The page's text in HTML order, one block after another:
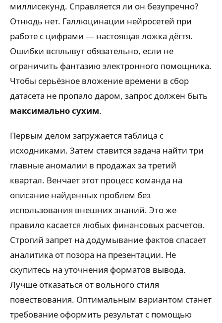
миллисекунд. Справляется ли он безупречно?
Отнюдь нет. Галлюцинации нейросетей при
работе с цифрами — настоящая ложка дёгтя.
Ошибки всплывут обязательно, если не
ограничить фантазию электронного помощника.
Чтобы серьёзное вложение времени в сбор
датасета не пропало даром, запрос должен быть
максимально сухим.
Первым делом загружается таблица с
исходниками. Затем ставится задача найти три
главные аномалии в продажах за третий
квартал. Венчает этот процесс команда на
описание найденных проблем без
использования внешних знаний. Это же
правило касается любых финансовых расчетов.
Строгий запрет на додумывание фактов спасает
аналитика от позора на презентации. Не
скупитесь на уточнения форматов вывода.
Лучше отказаться от вольного стиля
повествования. Оптимальным вариантом станет
требование оформить результат с помощью